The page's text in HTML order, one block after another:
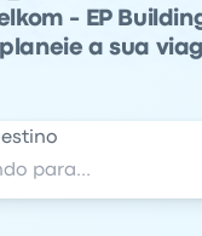
- EP
a sua